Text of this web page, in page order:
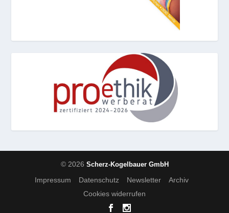
© 2026 Scherz-Kogelbauer GmbH
Impressum Datenschutz Newsletter
Archiv
Cookies widerrufen